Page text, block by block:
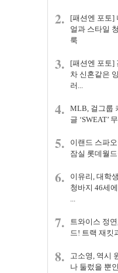
2.
[패션엔 포토]
얼과 스타일
룩
3.
[패션엔 포토]
차 신혼같은
러...
4.
MLB, 걸그룹
글 ‘SWEAT’
5.
이랜드 스파
잠실 롯데월
6.
이유리, 대학
청바지 46세
...
7.
트와이스 정
드! 트랙 재킷
8.
고소영, 역시
나 둘렀을 뿐